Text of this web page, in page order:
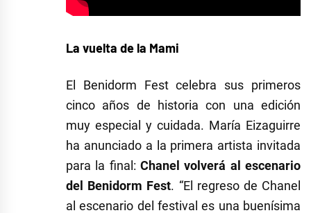
La vuelta de la Mami
El Benidorm Fest celebra sus primeros
cinco años de historia con una edición
muy especial y cuidada. María Eizaguirre
ha anunciado a la primera artista invitada
para la final: Chanel volverá al escenario
del Benidorm Fest. “El regreso de Chanel
al escenario del festival es una buenísima